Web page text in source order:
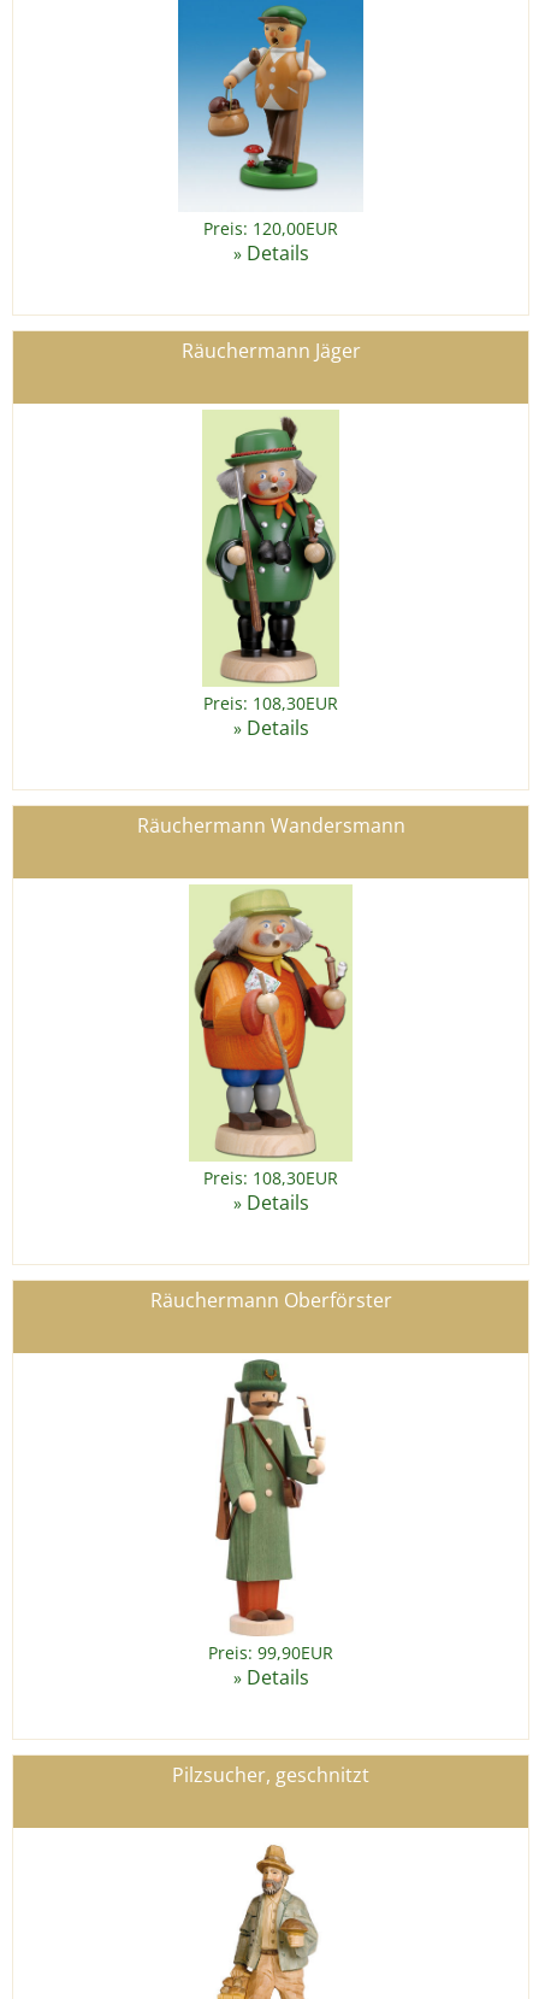
Preis: 120,00EUR
» Details
Räuchermann Jäger
Preis: 108,30EUR
» Details
Räuchermann Wandersmann
Preis: 108,30EUR
» Details
Räuchermann Oberförster
Preis: 99,90EUR
» Details
Pilzsucher, geschnitzt